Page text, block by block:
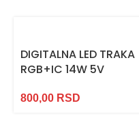
DIGITALNA LED TRAKA
RGB+IC 14W 5V
800,00 RSD